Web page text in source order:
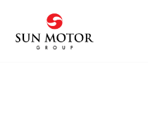
content